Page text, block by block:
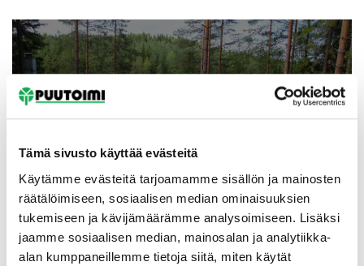
Tämä sivusto käyttää evästeitä
Käytämme evästeitä tarjoamamme sisällön ja mainosten
räätälöimiseen, sosiaalisen median ominaisuuksien
tukemiseen ja kävijämäärämme analysoimiseen. Lisäksi
jaamme sosiaalisen median, mainosalan ja analytiikka-
alan kumppaneillemme tietoja siitä, miten käytät
Etusivu